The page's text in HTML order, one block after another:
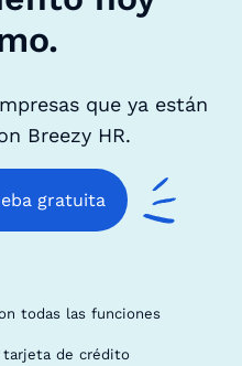
que ya están
Breezy HR.
gratuita
todas las funciones
tarjeta de crédito